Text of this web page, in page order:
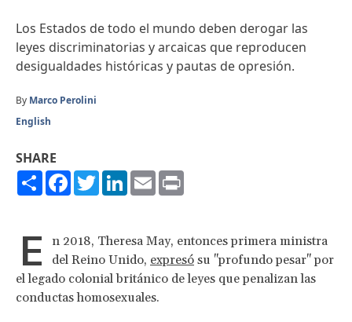
Los Estados de todo el mundo deben derogar las
leyes discriminatorias y arcaicas que reproducen
desigualdades históricas y pautas de opresión.
By Marco Perolini
English
SHARE
ShareFacebook
TwitterLinkedIn
Email
E
n 2018, Theresa May, entonces primera ministra
del Reino Unido, expresó su "profundo pesar" por
el legado colonial británico de leyes que penalizan las
conductas homosexuales.